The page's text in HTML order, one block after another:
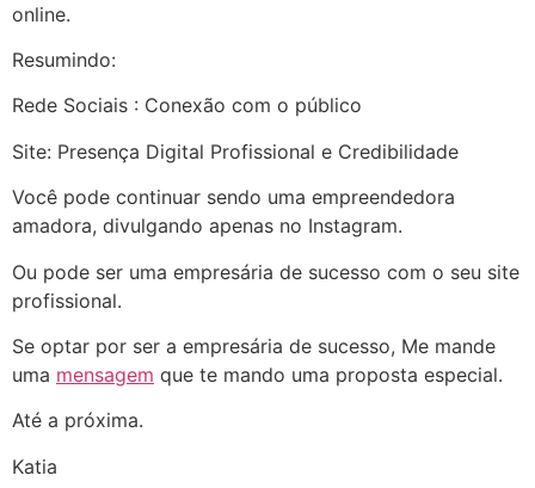
online.
Resumindo:
Rede Sociais : Conexão com o público
Site: Presença Digital Profissional e Credibilidade
Você pode continuar sendo uma empreendedora
amadora, divulgando apenas no Instagram.
Ou pode ser uma empresária de sucesso com o seu site
profissional.
Se optar por ser a empresária de sucesso, Me mande
uma mensagem que te mando uma proposta especial.
Até a próxima.
Katia